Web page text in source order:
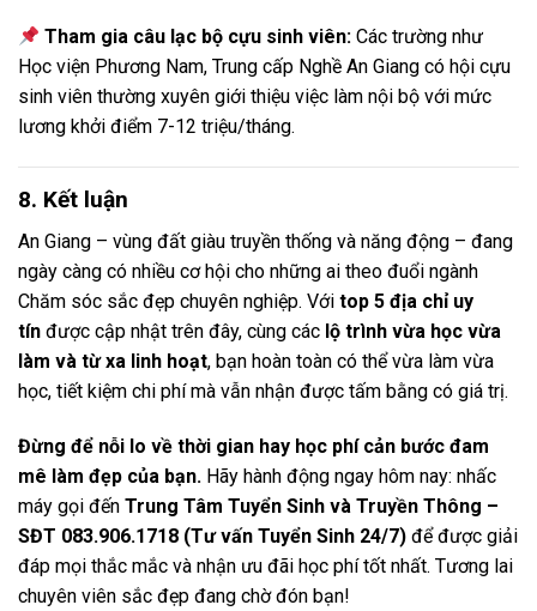
Tham gia câu lạc bộ cựu sinh viên: Các trường như
Học viện Phương Nam, Trung cấp Nghề An Giang có hội cựu
sinh viên thường xuyên giới thiệu việc làm nội bộ với mức
lương khởi điểm 7-12 triệu/tháng.
8. Kết luận
An Giang – vùng đất giàu truyền thống và năng động – đang
ngày càng có nhiều cơ hội cho những ai theo đuổi ngành
Chăm sóc sắc đẹp chuyên nghiệp. Với top 5 địa chỉ uy
tín được cập nhật trên đây, cùng các lộ trình vừa học vừa
làm và từ xa linh hoạt, bạn hoàn toàn có thể vừa làm vừa
học, tiết kiệm chi phí mà vẫn nhận được tấm bằng có giá trị.
Đừng để nỗi lo về thời gian hay học phí cản bước đam
mê làm đẹp của bạn. Hãy hành động ngay hôm nay: nhấc
máy gọi đến Trung Tâm Tuyển Sinh và Truyền Thông –
SĐT 083.906.1718 (Tư vấn Tuyển Sinh 24/7) để được giải
đáp mọi thắc mắc và nhận ưu đãi học phí tốt nhất. Tương lai
chuyên viên sắc đẹp đang chờ đón bạn!